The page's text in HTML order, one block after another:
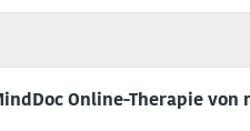
Online-Therapie von